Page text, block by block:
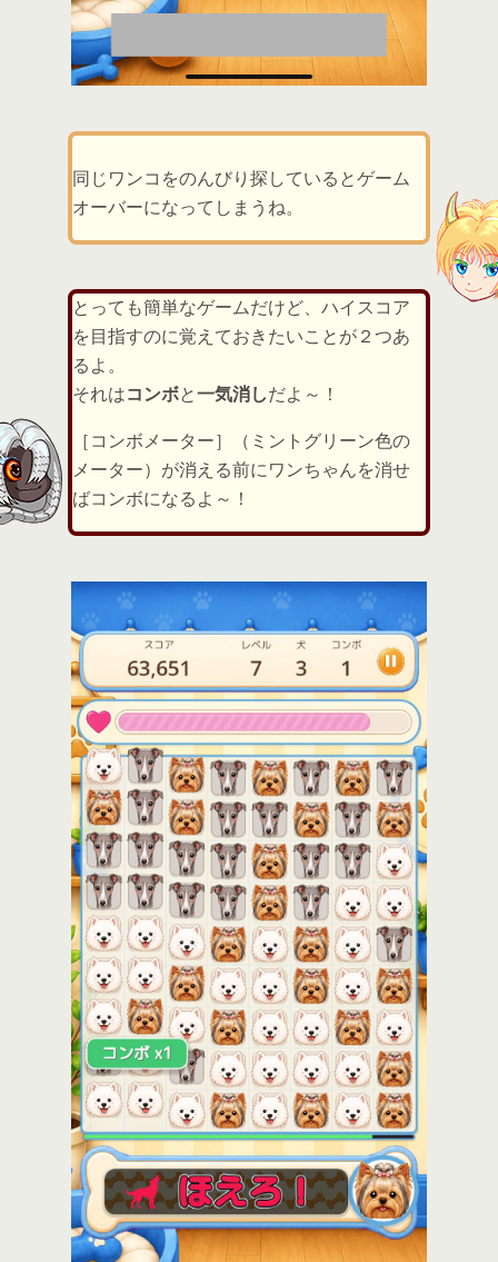
同じワンコをのんびり探しているとゲーム
オーバーになってしまうね。
とっても簡単なゲームだけど、ハイスコア
を目指すのに覚えておきたいことが２つあ
るよ。
それはコンボと一気消しだよ～！
［コンボメーター］（ミントグリーン色の
メーター）が消える前にワンちゃんを消せ
ばコンボになるよ～！